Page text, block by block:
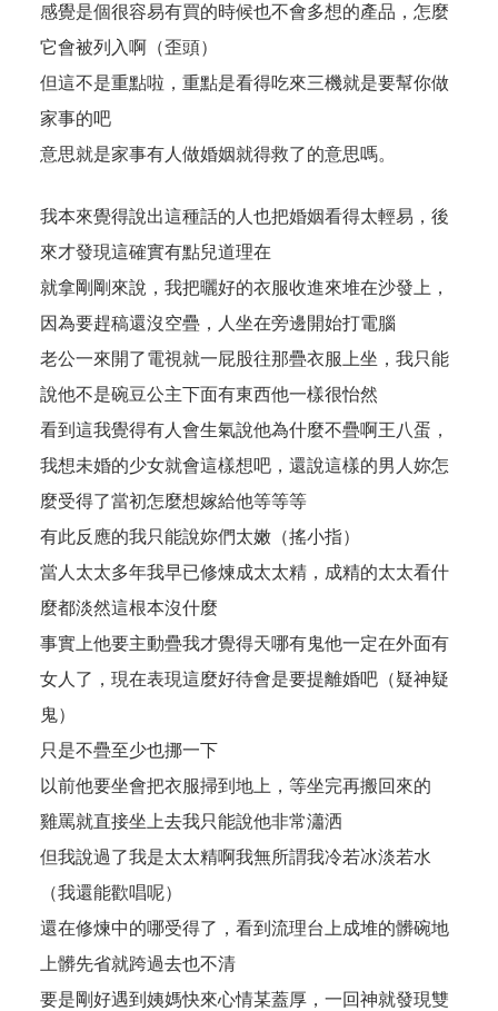
感覺是個很容易有買的時候也不會多想的產品，怎麼
它會被列入啊（歪頭）
但這不是重點啦，重點是看得吃來三機就是要幫你做
家事的吧
意思就是家事有人做婚姻就得救了的意思嗎。
我本來覺得說出這種話的人也把婚姻看得太輕易，後
來才發現這確實有點兒道理在
就拿剛剛來說，我把曬好的衣服收進來堆在沙發上，
因為要趕稿還沒空疊，人坐在旁邊開始打電腦
老公一來開了電視就一屁股往那疊衣服上坐，我只能
說他不是碗豆公主下面有東西他一樣很怡然
看到這我覺得有人會生氣說他為什麼不疊啊王八蛋，
我想未婚的少女就會這樣想吧，還說這樣的男人妳怎
麼受得了當初怎麼想嫁給他等等等
有此反應的我只能說妳們太嫩（搖小指）
當人太太多年我早已修煉成太太精，成精的太太看什
麼都淡然這根本沒什麼
事實上他要主動疊我才覺得天哪有鬼他一定在外面有
女人了，現在表現這麼好待會是要提離婚吧（疑神疑
鬼）
只是不疊至少也挪一下
以前他要坐會把衣服掃到地上，等坐完再搬回來的
雞罵就直接坐上去我只能說他非常瀟洒
但我說過了我是太太精啊我無所謂我冷若冰淡若水
（我還能歡唱呢）
還在修煉中的哪受得了，看到流理台上成堆的髒碗地
上髒先省就跨過去也不清
要是剛好遇到姨媽快來心情某蓋厚，一回神就發現雙